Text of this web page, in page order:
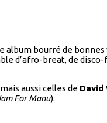
album bourré de
d’afro-breat, de
mais aussi celles de David
For Manu).